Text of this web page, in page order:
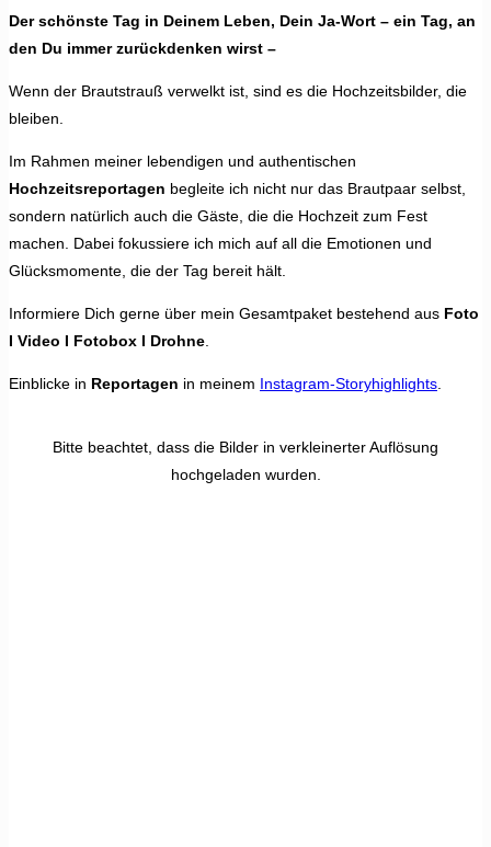
Der schönste Tag in Deinem Leben, Dein Ja-Wort – ein Tag, an
den Du immer zurückdenken wirst –
Wenn der Brautstrauß verwelkt ist, sind es die Hochzeitsbilder, die
bleiben.
Im Rahmen meiner lebendigen und authentischen
Hochzeitsreportagen begleite ich nicht nur das Brautpaar selbst,
sondern natürlich auch die Gäste, die die Hochzeit zum Fest
machen. Dabei fokussiere ich mich auf all die Emotionen und
Glücksmomente, die der Tag bereit hält.
Informiere Dich gerne über mein Gesamtpaket bestehend aus Foto
I Video I Fotobox I Drohne
Einblicke in Reportagen in meinem Instagram-Storyhighlights
Bitte beachtet, dass die Bilder in verkleinerter Auflösung
hochgeladen wurden.